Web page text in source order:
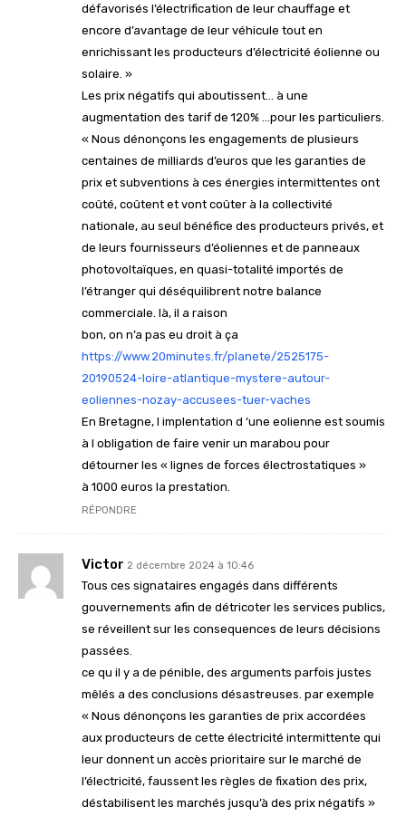
défavorisés l’électrification de leur chauffage et
encore d’avantage de leur véhicule tout en
enrichissant les producteurs d’électricité éolienne ou
solaire. »
Les prix négatifs qui aboutissent… à une
augmentation des tarif de 120% …pour les particuliers.
« Nous dénonçons les engagements de plusieurs
centaines de milliards d’euros que les garanties de
prix et subventions à ces énergies intermittentes ont
coûté, coûtent et vont coûter à la collectivité
nationale, au seul bénéfice des producteurs privés, et
de leurs fournisseurs d’éoliennes et de panneaux
photovoltaïques, en quasi-totalité importés de
l’étranger qui déséquilibrent notre balance
commerciale. là, il a raison
bon, on n’a pas eu droit à ça
https://www.20minutes.fr/planete/2525175-
20190524-loire-atlantique-mystere-autour-
eoliennes-nozay-accusees-tuer-vaches
En Bretagne, l implentation d ‘une eolienne est soumis
à l obligation de faire venir un marabou pour
détourner les « lignes de forces électrostatiques »
à 1000 euros la prestation.
RÉPONDRE
Victor 2 décembre 2024 à 10:46
Tous ces signataires engagés dans différents
gouvernements afin de détricoter les services publics,
se réveillent sur les consequences de leurs décisions
passées.
ce qu il y a de pénible, des arguments parfois justes
mêlés a des conclusions désastreuses. par exemple
« Nous dénonçons les garanties de prix accordées
aux producteurs de cette électricité intermittente qui
leur donnent un accès prioritaire sur le marché de
l’électricité, faussent les règles de fixation des prix,
déstabilisent les marchés jusqu’à des prix négatifs »